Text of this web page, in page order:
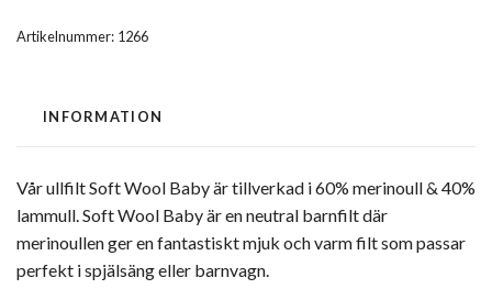
Artikelnummer: 1266
INFORMATION
Vår ullfilt Soft Wool Baby är tillverkad i 60% merinoull & 40%
lammull. Soft Wool Baby är en neutral barnfilt där
merinoullen ger en fantastiskt mjuk och varm filt som passar
perfekt i spjälsäng eller barnvagn.